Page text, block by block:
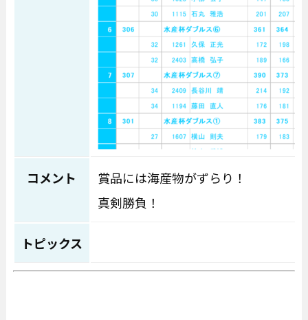
コメント
賞品には海産物がずらり！
真剣勝負！
トピックス